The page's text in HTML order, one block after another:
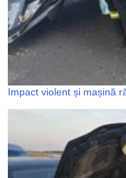
Impact violent și mașină